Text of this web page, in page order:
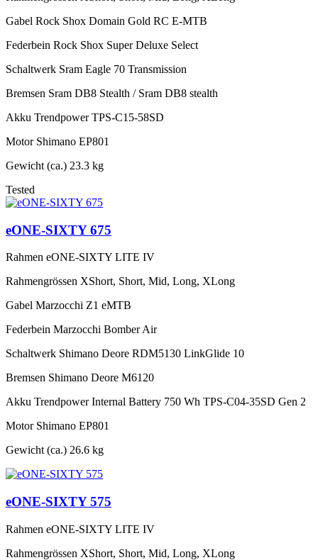
Gabel Rock Shox Domain Gold RC E-MTB
Federbein Rock Shox Super Deluxe Select
Schaltwerk Sram Eagle 70 Transmission
Bremsen Sram DB8 Stealth / Sram DB8 stealth
Akku Trendpower TPS-C15-58SD
Motor Shimano EP801
Gewicht (ca.) 23.3 kg
Tested
eONE-SIXTY 675
Rahmen eONE-SIXTY LITE IV
Rahmengrössen XShort, Short, Mid, Long, XLong
Gabel Marzocchi Z1 eMTB
Federbein Marzocchi Bomber Air
Schaltwerk Shimano Deore RDM5130 LinkGlide 10
Bremsen Shimano Deore M6120
Akku Trendpower Internal Battery 750 Wh TPS-C04-35SD Gen 2
Motor Shimano EP801
Gewicht (ca.) 26.6 kg
eONE-SIXTY 575
Rahmen eONE-SIXTY LITE IV
Rahmengrössen XShort, Short, Mid, Long, XLong